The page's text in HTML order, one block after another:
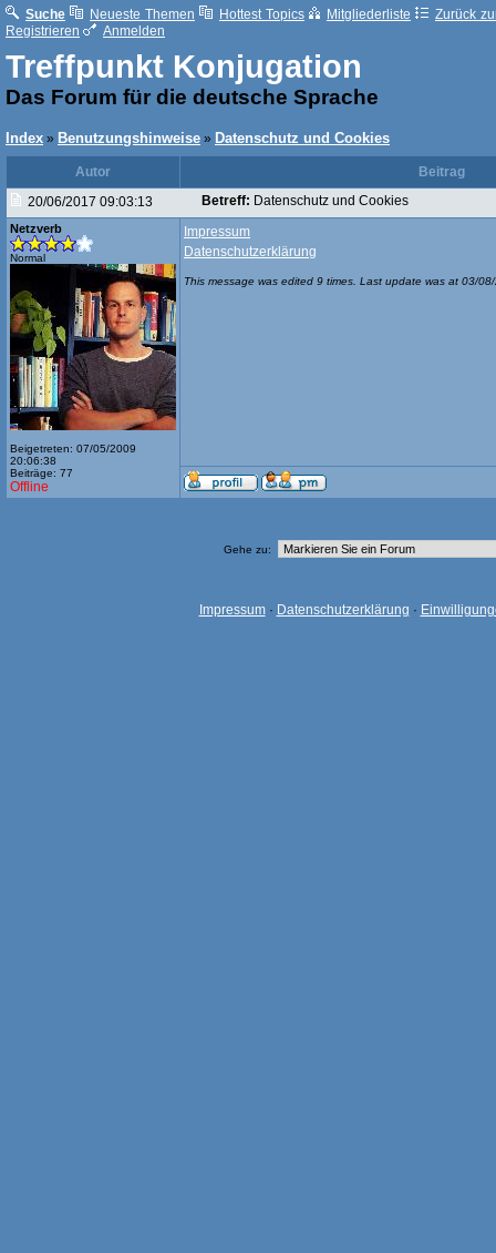
Suche Neueste Themen Hottest Topics Mitgliederliste
Zurück
Registrieren
Anmelden
Treffpunkt Konjugation
Das Forum für die deutsche Sprache
Index » Benutzungshinweise » Datenschutz und Cookies
Autor
Beitrag
20/06/2017 09:03:13
Betreff: Datenschutz und Cookies
Netzverb
Normal
Beigetreten: 07/05/2009
20:06:38
Beiträge: 77
Offline
Impressum
Datenschutzerklärung
This message was edited 9 times. Last update was at 03/
Gehe zu:
Impressum· Datenschutzerklärung ·